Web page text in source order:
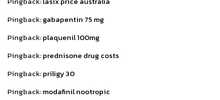
Pingback:gabapentin 75 mg
Pingback:plaquenil 100mg
Pingback:prednisone drug costs
Pingback:priligy 30
Pingback:modafinil nootropic